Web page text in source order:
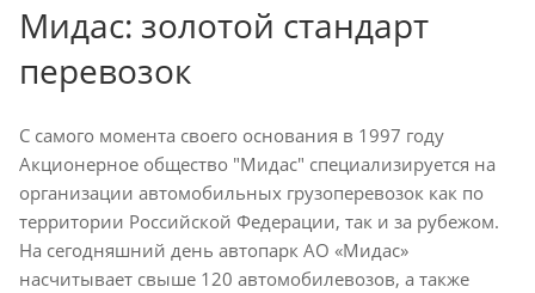
Мидас: золотой стандарт
перевозок
С самого момента своего основания в 1997 году
Акционерное общество "Мидас" специализируется на
организации автомобильных грузоперевозок как по
территории Российской Федерации, так и за рубежом.
На сегодняшний день автопарк АО «Мидас»
насчитывает свыше 120 автомобилевозов, а также